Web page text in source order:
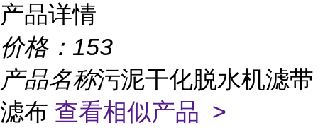
产品详情
价格： 153
产品名称污泥干化脱水机滤带
滤布 查看相似产品 >